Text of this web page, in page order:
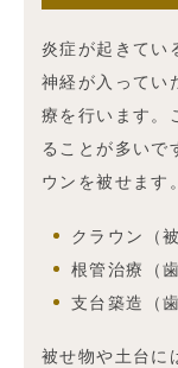
炎症が起きてい
神経が入ってい
療を行います。
ることが多いで
ウンを被せます。
クラウン（
根管治療（
支台築造（
被せ物や土台に